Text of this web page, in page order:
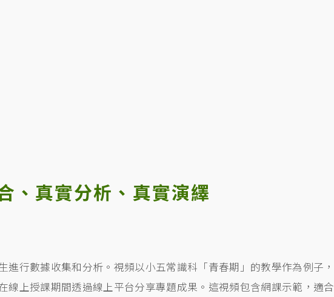
、真實分析、真實演繹
進行數據收集和分析。視頻以小五常識科「青春期」的教學作為例子
線上授課期間透過線上平台分享專題成果。這視頻包含網課示範，適